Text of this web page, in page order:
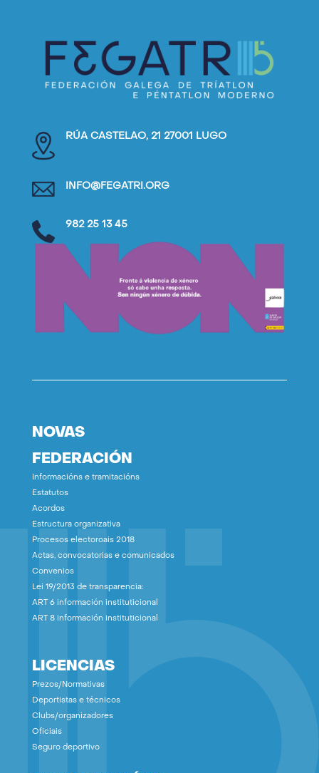
RÚA CASTELAO, 21 27001 LUGO
INFO@FEGATRI.ORG
982 25 13 45
NOVAS
FEDERACIÓN
Informacións e tramitacións
Estatutos
Acordos
Estructura organizativa
Procesos electoroais 2018
Actas, convocatorias e comunicados
Convenios
Lei 19/2013 de transparencia:
ART 6 información instituticional
ART 8 información instituticional
LICENCIAS
Prezos/Normativas
Deportistas e técnicos
Clubs/organizadores
Oficiais
Seguro deportivo